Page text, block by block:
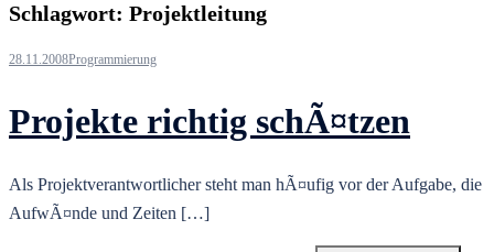
Schlagwort: Projektleitung
28.11.2008Programmierung
Projekte richtig schÃ¤tzen
Als Projektverantwortlicher steht man hÃ¤ufig vor der Aufgabe, die
AufwÃ¤nde und Zeiten […]